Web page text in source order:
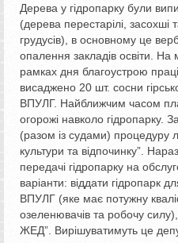
Дерева у гідропарку були
(дерева перестарілі,
грудусів), в основному це
опалення закладів освіти. На
рамках дня благоустрою
висаджено 20 шт. сосни
ВПУЛГ. Найближчим часом
огорожі навколо гідропарку.
(разом із судами) процедуру
культури та відпочинку”.
передачі гідропарку на
варіанти: віддати гідропарк
ВПУЛГ (яке має потужну
озеленювачів та робочу
ЖЕД”. Вирішуватимуть це